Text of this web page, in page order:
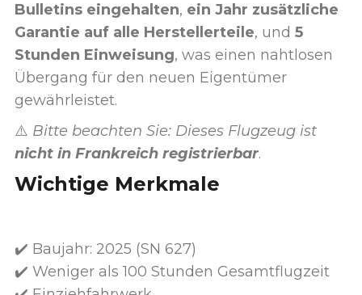
Bulletins eingehalten, ein Jahr zusätzliche
Garantie auf alle Herstellerteile, und 5
Stunden Einweisung, was einen nahtlosen
Übergang für den neuen Eigentümer
gewährleistet.
⚠️ Bitte beachten Sie: Dieses Flugzeug ist
nicht in Frankreich registrierbar.
Wichtige Merkmale
✔️ Baujahr: 2025 (SN 627)
✔️ Weniger als 100 Stunden Gesamtflugzeit